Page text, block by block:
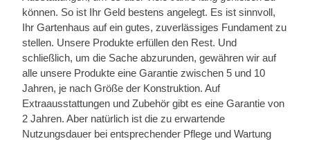
können. So ist Ihr Geld bestens angelegt. Es ist sinnvoll,
Ihr Gartenhaus auf ein gutes, zuverlässiges Fundament zu
stellen. Unsere Produkte erfüllen den Rest. Und
schließlich, um die Sache abzurunden, gewähren wir auf
alle unsere Produkte eine Garantie zwischen 5 und 10
Jahren, je nach Größe der Konstruktion. Auf
Extraausstattungen und Zubehör gibt es eine Garantie von
2 Jahren. Aber natürlich ist die zu erwartende
Nutzungsdauer bei entsprechender Pflege und Wartung